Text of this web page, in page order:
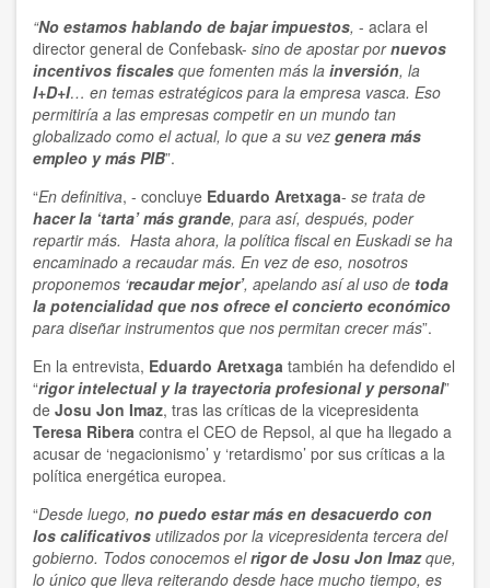
“No estamos hablando de bajar impuestos, - aclara el
director general de Confebask- sino de apostar pornuevos
incentivos fiscales que fomenten más la inversión, la
I+D+I… en temas estratégicos para la empresa vasca. Eso
permitiría a las empresas competir en un mundo tan
globalizado como el actual, lo que a su vez genera más
empleo y más PIB”.
“En definitiva, - concluye Eduardo Aretxaga- se trata de
hacer la ‘tarta’ más grande, para así, después, poder
repartir más. Hasta ahora, la política fiscal en Euskadi se ha
encaminado a recaudar más. En vez de eso, nosotros
proponemos ‘recaudar mejor’, apelando así al uso de toda
la potencialidad que nos ofrece el concierto económico
para diseñar instrumentos que nos permitan crecer más”.
En la entrevista, Eduardo Aretxaga también ha defendido el
“rigor intelectual y la trayectoria profesional y personal”
de Josu Jon Imaz, tras las críticas de la vicepresidenta
Teresa Ribera contra el CEO de Repsol, al que ha llegado a
acusar de ‘negacionismo’ y ‘retardismo’ por sus críticas a la
política energética europea.
“Desde luego, no puedo estar más en desacuerdo con
los calificativos utilizados por la vicepresidenta tercera del
gobierno. Todos conocemos elrigor de Josu Jon Imazque,
lo único que lleva reiterando desde hace mucho tiempo, es